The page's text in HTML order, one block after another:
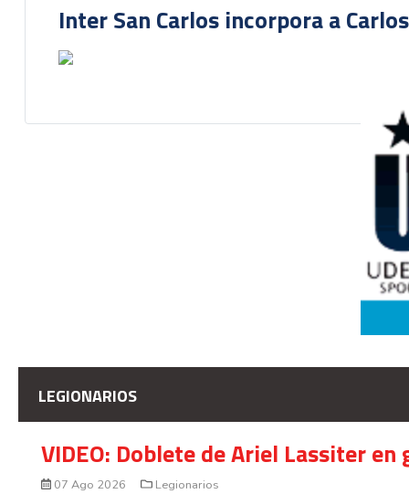
Inter San Carlos incorpora a
LEGIONARIOS
VIDEO: Doblete de Ariel Lassiter
07 Ago 2026 Legionarios